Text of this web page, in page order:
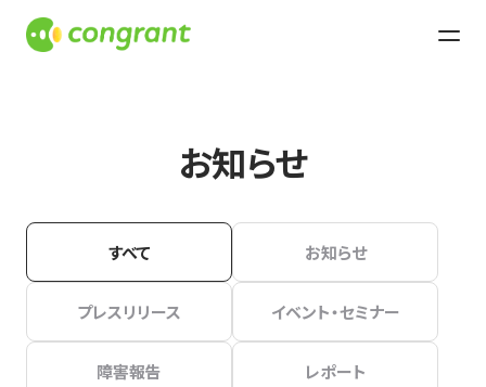
お知らせ
すべて お知らせ
プレスリリース イベント・セミナー
障害報告 レポート